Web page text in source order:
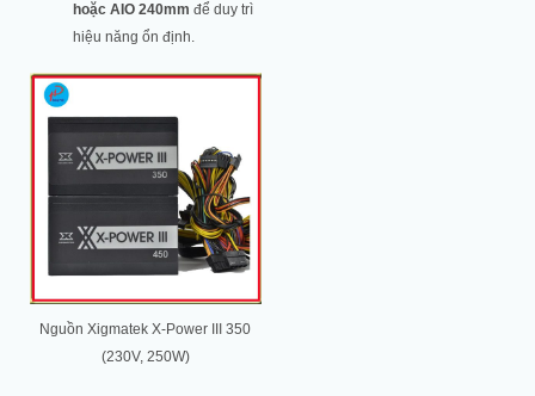
hoặc AIO 240mm để duy trì
hiệu năng ổn định.
Nguồn Xigmatek X-Power III 350
(230V, 250W)